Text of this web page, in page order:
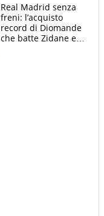
Real Madrid senza
freni: l’acquisto
record di Diomande
che batte Zidane e